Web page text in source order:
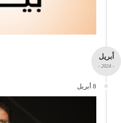
أبريل
- 2024 -
8 أبريل